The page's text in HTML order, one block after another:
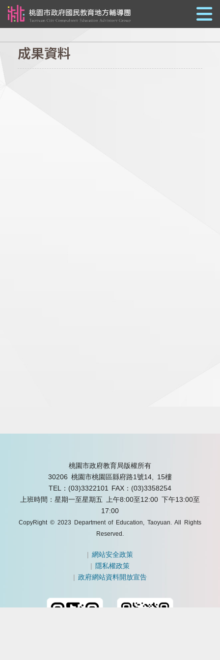
成果資料
桃園市政府教育局版權所有
30206 桃園市桃園區縣府路1號14, 15樓
TEL：(03)3322101
FAX：(03)3358254
上班時間：星期一至星期五 上午8:00至12:00 下午13:00至
17:00
CopyRight © 2023 Department of Education, Taoyuan. All Rights
Reserved.
|網站安全政策
| 隱私權政策
|政府網站資料開放宣告